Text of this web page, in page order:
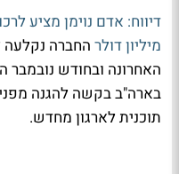
מיליון דולר החברה
האחרונה ובחודש
בארה"ב בקשה להגנה
תוכנית לארגון מחדש.